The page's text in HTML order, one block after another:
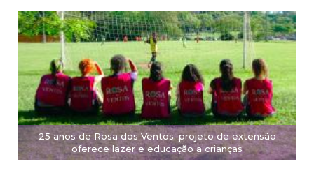
25 anos de Rosa dos Ventos: projeto de extensão
oferece lazer e educação a crianças